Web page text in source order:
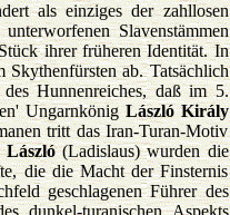
als einziges der zahllosen
Slavenstämmen
ihrer früheren Identität. In
ab. Tatsächlich
Hunnenreiches, daß im 5.
UngarnkönigLászló Király
tritt das Iran-Turan-Motiv
László(Ladislaus) wurden die
die die Macht der Finsternis
geschlagenen Führer des
dunkel-turanischen Aspekts